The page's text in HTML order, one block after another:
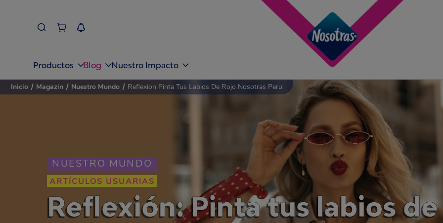
Productos Blog Nuestro Impacto
NUESTRO MUNDO
ARTÍCULOS USUARIAS
Reflexión: Pinta tus labios
Inicio / Magazin / Nuestro Mundo / Reflexion Pinta Tus Labios De Rojo Nosotras Peru